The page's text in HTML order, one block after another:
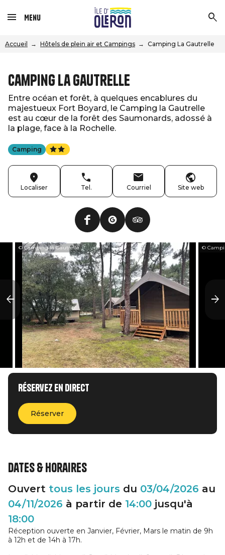
Menu
Accueil Hôtels de plein air et Campings Camping La Gautrelle
Camping La Gautrelle
Entre océan et forêt, à quelques encablures du
majestueux Fort Boyard, le Camping la Gautrelle
est au cœur de la forêt des Saumonards, adossé à
la plage, face à la Rochelle.
Camping
Localiser Tel. Courriel Site web
© Camping la Gautrelle ©
Réservez en direct
Réserver
Dates & horaires
Ouvert tous les jours du 03/04/2026 au
04/11/2026 à partir de 14:00 jusqu'à
18:00
Réception ouverte en Janvier, Février, Mars le matin de 9h
à 12h et de 14h à 17h.